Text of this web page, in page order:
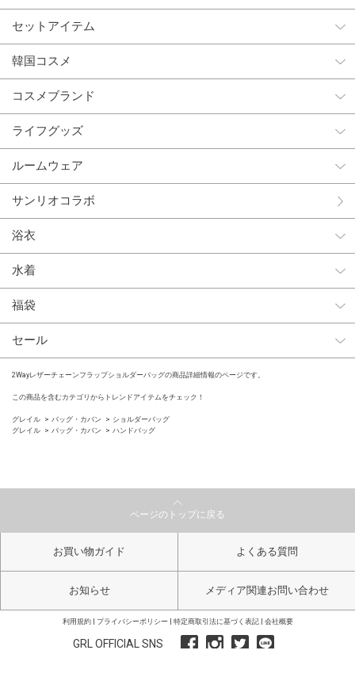
セットアイテム
韓国コスメ
コスメブランド
ライフグッズ
ルームウェア
サンリオコラボ
浴衣
水着
福袋
セール
2Wayレザーチェーンフラップショルダーバッグの商品詳細情報のページです。
この商品を含むカテゴリからトレンドアイテムをチェック！
グレイル バッグ・カバン
ショルダーバッグ
グレイル
バッグ・カバン ハンドバッグ
ページのトップに戻る
お買い物ガイド よくある質問
お知らせ メディア関連お問い合わせ
利用規約 プライバシーポリシー 特定商取引法に基づく表記 会社概要
GRL OFFICIAL SNS